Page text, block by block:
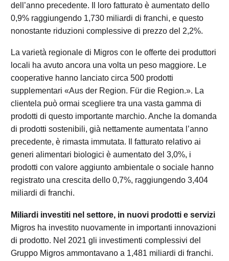
dell’anno precedente. Il loro fatturato è aumentato dello
0,9% raggiungendo 1,730 miliardi di franchi, e questo
nonostante riduzioni complessive di prezzo del 2,2%.
La varietà regionale di Migros con le offerte dei produttori
locali ha avuto ancora una volta un peso maggiore. Le
cooperative hanno lanciato circa 500 prodotti
supplementari «Aus der Region. Für die Region.». La
clientela può ormai scegliere tra una vasta gamma di
prodotti di questo importante marchio. Anche la domanda
di prodotti sostenibili, già nettamente aumentata l’anno
precedente, è rimasta immutata. Il fatturato relativo ai
generi alimentari biologici è aumentato del 3,0%, i
prodotti con valore aggiunto ambientale o sociale hanno
registrato una crescita dello 0,7%, raggiungendo 3,404
miliardi di franchi.
Miliardi investiti nel settore, in nuovi prodotti e servizi
Migros ha investito nuovamente in importanti innovazioni
di prodotto. Nel 2021 gli investimenti complessivi del
Gruppo Migros ammontavano a 1,481 miliardi di franchi.